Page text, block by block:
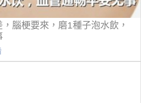
腦梗要來，磨1種子泡水飲，